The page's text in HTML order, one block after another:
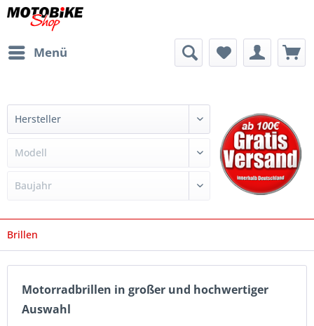
Menü
Brillen
Motorradbrillen in großer und hochwertiger
Auswahl